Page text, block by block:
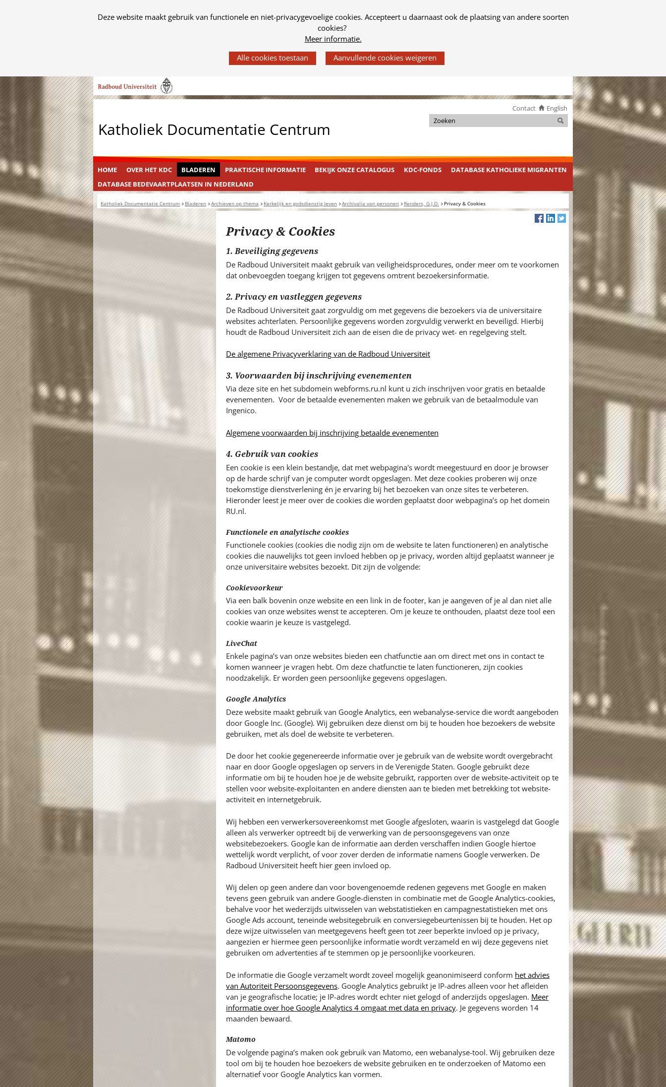
Cookies
Deze website maakt gebruik van functionele en niet-privacygevoelige cookies. Accepteert u daarnaast ook de plaatsing van andere soorten
cookies?
Meer informatie.
gebruik
van
op
deze
worden
toegestaan
geweigerd.
Ga
naar
de
inhoud
Katholiek Documentatie Centrum
Contact English
k
i
d
e
i
.
.
Zoeken
Zoeken
HOME OVER HET KDC BLADEREN PRAKTISCHE INFORMATIE BEKIJK ONZE CATALOGUS KDC-FONDS
DATABASE KATHOLIEKE MIGRANTEN
DATABASE BEDEVAARTPLAATSEN IN NEDERLAND
Katholiek Documentatie Centrum Bladeren Archieven op thema Kerkelijk en godsdienstig leven Archivalia van personen Renders, G.J.D. Privacy & Cookies
Privacy & Cookies
1. Beveiliging gegevens
De Radboud Universiteit maakt gebruik van veiligheidsprocedures, onder meer om te voorkomen
dat onbevoegden toegang krijgen tot gegevens omtrent bezoekersinformatie.
2. Privacy en vastleggen gegevens
De Radboud Universiteit gaat zorgvuldig om met gegevens die bezoekers via de universitaire
websites achterlaten. Persoonlijke gegevens worden zorgvuldig verwerkt en beveiligd. Hierbij
houdt de Radboud Universiteit zich aan de eisen die de privacy wet- en regelgeving stelt.
De algemene Privacyverklaring van de Radboud Universiteit
3. Voorwaarden bij inschrijving evenementen
Via deze site en het subdomein webforms.ru.nl kunt u zich inschrijven voor gratis en betaalde
evenementen. Voor de betaalde evenementen maken we gebruik van de betaalmodule van
Ingenico.
Algemene voorwaarden bij inschrijving betaalde evenementen
4. Gebruik van cookies
Een cookie is een klein bestandje, dat met webpagina's wordt meegestuurd en door je browser
op de harde schrijf van je computer wordt opgeslagen. Met deze cookies proberen wij onze
toekomstige dienstverlening én je ervaring bij het bezoeken van onze sites te verbeteren.
Hieronder leest je meer over de cookies die worden geplaatst door webpagina’s op het domein
RU.nl.
Functionele en analytische cookies
Functionele cookies (cookies die nodig zijn om de website te laten functioneren) en analytische
cookies die nauwelijks tot geen invloed hebben op je privacy, worden altijd geplaatst wanneer je
onze universitaire websites bezoekt. Dit zijn de volgende:
Cookievoorkeur
Via een balk bovenin onze website en een link in de footer, kan je aangeven of je al dan niet alle
cookies van onze websites wenst te accepteren. Om je keuze te onthouden, plaatst deze tool een
cookie waarin je keuze is vastgelegd.
LiveChat
Enkele pagina’s van onze websites bieden een chatfunctie aan om direct met ons in contact te
komen wanneer je vragen hebt. Om deze chatfunctie te laten functioneren, zijn cookies
noodzakelijk. Er worden geen persoonlijke gegevens opgeslagen.
Google Analytics
Deze website maakt gebruik van Google Analytics, een webanalyse-service die wordt aangeboden
door Google Inc. (Google). Wij gebruiken deze dienst om bij te houden hoe bezoekers de website
gebruiken, met als doel de website te verbeteren.
De door het cookie gegenereerde informatie over je gebruik van de website wordt overgebracht
naar en door Google opgeslagen op servers in de Verenigde Staten. Google gebruikt deze
informatie om bij te houden hoe je de website gebruikt, rapporten over de website-activiteit op te
stellen voor website-exploitanten en andere diensten aan te bieden met betrekking tot website-
activiteit en internetgebruik.
Wij hebben een verwerkersovereenkomst met Google afgesloten, waarin is vastgelegd dat Google
alleen als verwerker optreedt bij de verwerking van de persoonsgegevens van onze
websitebezoekers. Google kan de informatie aan derden verschaffen indien Google hiertoe
wettelijk wordt verplicht, of voor zover derden de informatie namens Google verwerken. De
Radboud Universiteit heeft hier geen invloed op.
Wij delen op geen andere dan voor bovengenoemde redenen gegevens met Google en maken
tevens geen gebruik van andere Google-diensten in combinatie met de Google Analytics-cookies,
behalve voor het wederzijds uitwisselen van webstatistieken en campagnestatistieken met ons
Google Ads account, teneinde websitegebruik en conversiegebeurtenissen bij te houden. Het op
deze wijze uitwisselen van meetgegevens heeft geen tot zeer beperkte invloed op je privacy,
aangezien er hiermee geen persoonlijke informatie wordt verzameld en wij deze gegevens niet
gebruiken om advertenties af te stemmen op je persoonlijke voorkeuren.
De informatie die Google verzamelt wordt zoveel mogelijk geanonimiseerd conform het advies
van Autoriteit Persoonsgegevens. Google Analytics gebruikt je IP-adres alleen voor het afleiden
van je geografische locatie; je IP-adres wordt echter niet gelogd of anderzijds opgeslagen. Meer
informatie over hoe Google Analytics 4 omgaat met data en privacy. Je gegevens worden 14
maanden bewaard.
Matomo
De volgende pagina’s maken ook gebruik van Matomo, een webanalyse-tool. Wij gebruiken deze
tool om bij te houden hoe bezoekers de website gebruiken en te onderzoeken of Matomo een
alternatief voor Google Analytics kan vormen.